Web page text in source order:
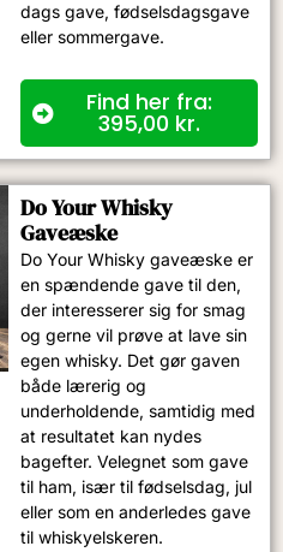
dags gave, fødselsdagsgave
eller sommergave.
Find her fra:
395,00 kr.
Do Your Whisky
Gaveæske
Do Your Whisky gaveæske er
en spændende gave til den,
der interesserer sig for smag
og gerne vil prøve at lave sin
egen whisky. Det gør gaven
både lærerig og
underholdende, samtidig med
at resultatet kan nydes
bagefter. Velegnet som gave
til ham, især til fødselsdag, jul
eller som en anderledes gave
til whiskyelskeren.